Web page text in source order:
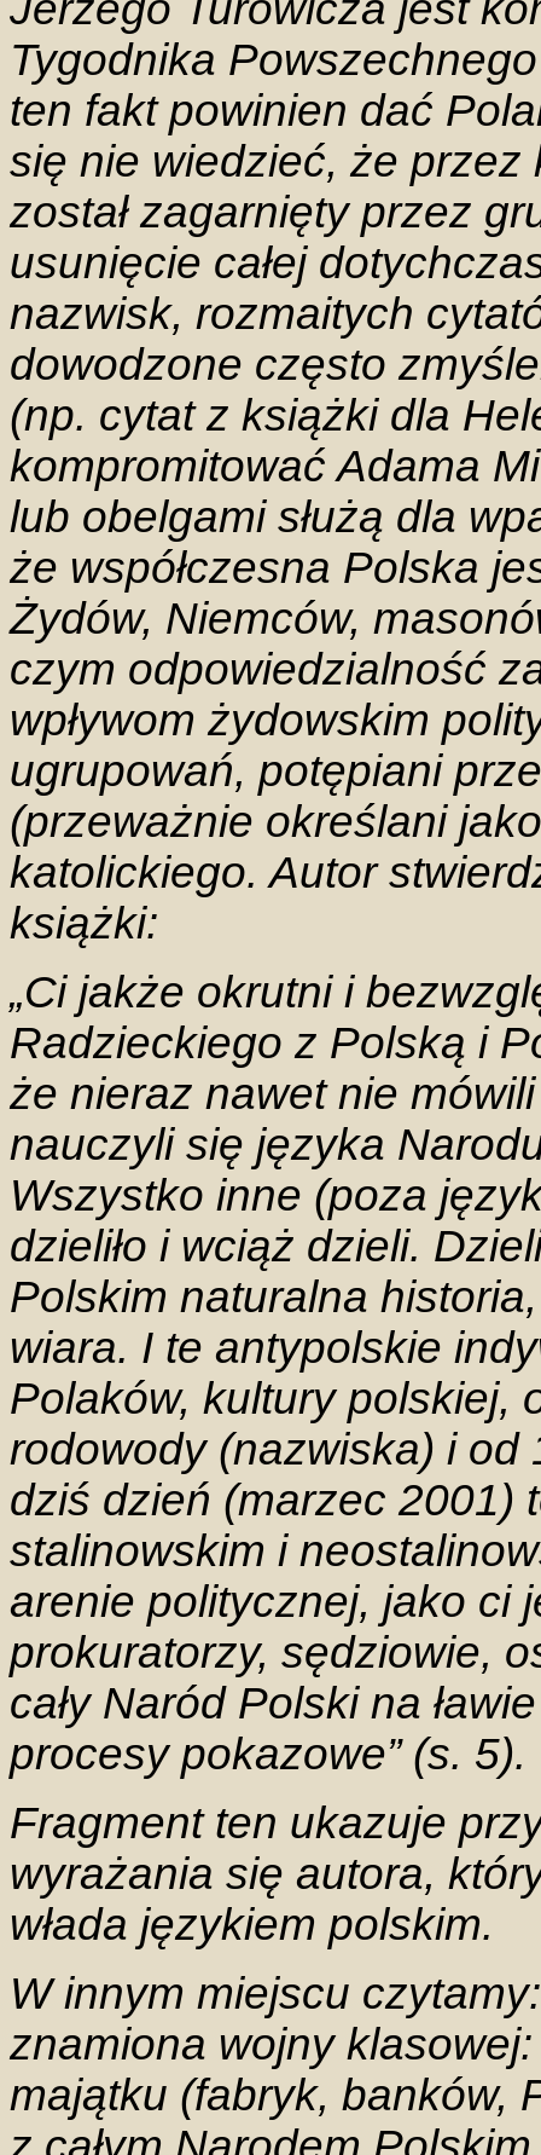
Tygodnika
ten fakt powinien dać
się nie wiedzieć, że przez
został zagarnięty przez
usunięcie całej
nazwisk, rozmaitych
dowodzone często
(np. cytat z książki dla
kompromitować Adama
lub obelgami służą dla
że współczesna Polska
Żydów, Niemców,
czym odpowiedzialność
wpływom żydowskim
ugrupowań, potępiani
(przeważnie określani
katolickiego. Autor
książki:
„Ci jakże okrutni i
Radzieckiego z Polską i
że nieraz nawet nie
nauczyli się języka
Wszystko inne (poza
dzieliło i wciąż dzieli.
Polskim naturalna
wiara. I te antypolskie
Polaków, kultury polskiej,
rodowody (nazwiska) i od
dziś dzień (marzec 2001)
stalinowskim i
arenie politycznej, jako ci
prokuratorzy, sędziowie,
cały Naród Polski na
procesy pokazowe” (s. 5).
Fragment ten ukazuje
wyrażania się autora,
włada językiem polskim.
W innym miejscu
znamiona wojny
majątku (fabryk, banków,